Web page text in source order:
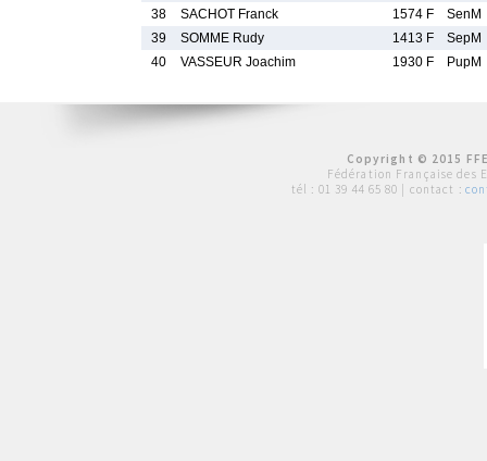
38
SACHOT Franck 1574 F
SenM
39
SOMME Rudy 1413 F
SepM
40
VASSEUR Joachim 1930 F PupM
Copyright © 2015
Fédération Française des
tél : 01 39 44 65 80 | contact :